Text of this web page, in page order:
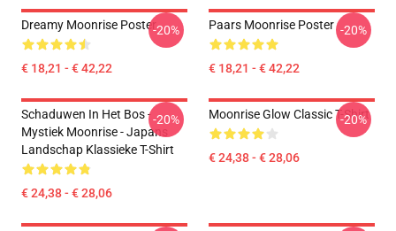
Dreamy Moonrise Poster
€ 18,21 - € 42,22
-20% Paars Moonrise Poster
€ 18,21 - € 42,22
-20%
Schaduwen In Het Bos -
Mystiek Moonrise - Japans
Landschap Klassieke T-Shirt
€ 24,38 - € 28,06
-20% Moonrise Glow Classic T-Shirt
€ 24,38 - € 28,06
-20%